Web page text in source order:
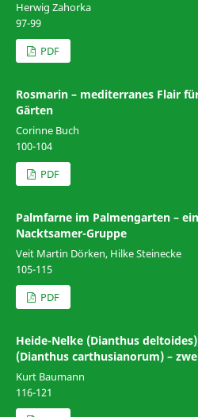
Herwig Zahorka
97-99
PDF
Rosmarin – mediterranes Flair
Gärten
Corinne Buch
100-104
PDF
Palmfarne im Palmengarten –
Nacktsamer-Gruppe
Veit Martin Dörken, Hilke Steinecke
105-115
PDF
Heide-Nelke (Dianthus
(Dianthus carthusianorum) –
Kurt Baumann
116-121